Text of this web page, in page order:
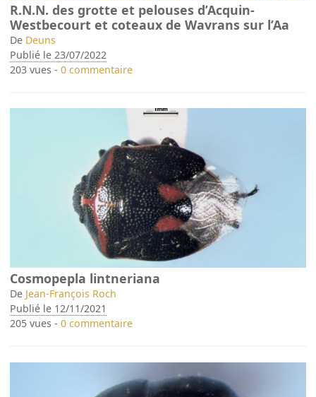
R.N.N. des grotte et pelouses d’Acquin-
Westbecourt et coteaux de Wavrans sur l’Aa
De Deuns
Publié le 23/07/2022
203 vues -0 commentaire
Cosmopepla lintneriana
De Jean-François Roch
Publié le 12/11/2021
205 vues -0 commentaire